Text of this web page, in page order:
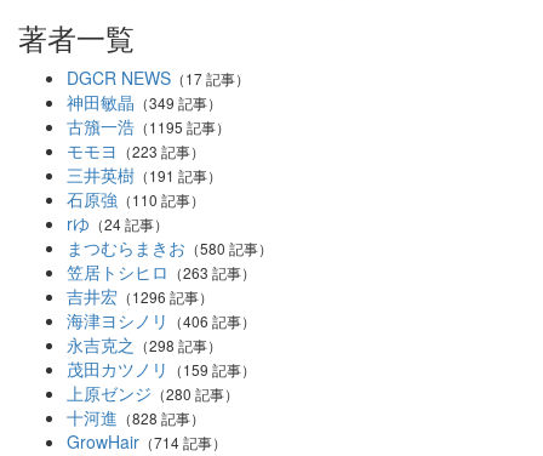
著者一覧
DGCR NEWS （17 記事）
神田敏晶 （349 記事）
古籏一浩 （1195 記事）
モモヨ （223 記事）
三井英樹 （191 記事）
石原強 （110 記事）
rゆ （24 記事）
まつむらまきお （580 記事）
笠居トシヒロ （263 記事）
吉井宏 （1296 記事）
海津ヨシノリ （406 記事）
永吉克之 （298 記事）
茂田カツノリ （159 記事）
上原ゼンジ （280 記事）
十河進 （828 記事）
GrowHair （714 記事）